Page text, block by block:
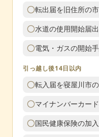
転出届を旧住所の
水道の使用開始届出
電気・ガスの開始
引っ越し後14日以内
転入届を寝屋川市
マイナンバーカー
国民健康保険の加